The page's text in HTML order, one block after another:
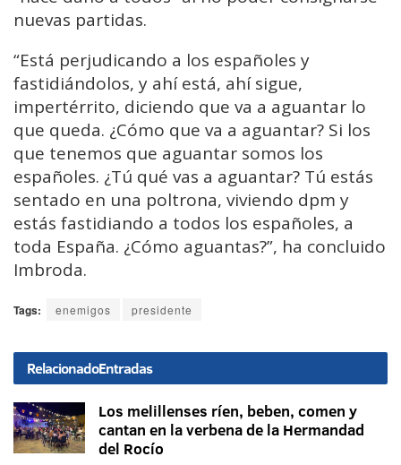
nuevas partidas.
“Está perjudicando a los españoles y
fastidiándolos, y ahí está, ahí sigue,
impertérrito, diciendo que va a aguantar lo
que queda. ¿Cómo que va a aguantar? Si los
que tenemos que aguantar somos los
españoles. ¿Tú qué vas a aguantar? Tú estás
sentado en una poltrona, viviendo dpm y
estás fastidiando a todos los españoles, a
toda España. ¿Cómo aguantas?”, ha concluido
Imbroda.
Tags: enemigos presidente
RelacionadoEntradas
Los melillenses ríen, beben, comen y
cantan en la verbena de la Hermandad
del Rocío